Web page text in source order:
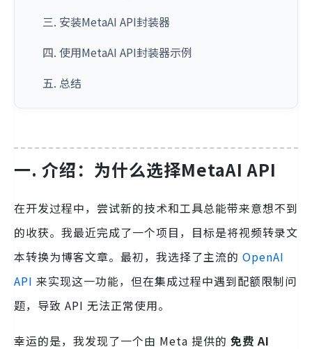
三. 安装MetaAI API封装器
四. 使用MetaAI API封装器示例
五. 总结
一. 介绍：为什么选择MetaAI API
在开发过程中，尝试新的技术和工具总能带来意想不到
的收获。我最近完成了一个项目，目标是将视频转录文
本转换为博客文章。最初，我选择了主流的 OpenAI
API 来实现这一功能，但在集成过程中遇到配额限制问
题，导致 API 无法正常使用。
幸运的是，我发现了一个由 Meta 提供的 免费 AI